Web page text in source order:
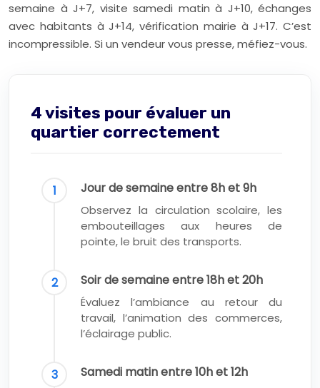
semaine à J+7, visite samedi matin à J+10, échanges
avec habitants à J+14, vérification mairie à J+17. C’est
incompressible. Si un vendeur vous presse, méfiez-vous.
4 visites pour évaluer un
quartier correctement
Jour de semaine entre 8h et 9h
Observez la circulation scolaire, les
embouteillages aux heures de
pointe, le bruit des transports.
Soir de semaine entre 18h et 20h
Évaluez l’ambiance au retour du
travail, l’animation des commerces,
l’éclairage public.
Samedi matin entre 10h et 12h